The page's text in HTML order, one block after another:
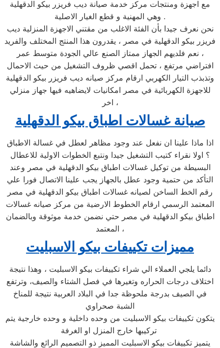
مع اجهزة ومنتجات مركز خدمة صيانة ديب فريزر بيكو الدقهلية
وهي المهنية و قطع الغيار الاصلية .
نحن نعرف جيدا بأن الفئة الاغلب من مقتني الاجهزة المنزلية ديب
فريزر بيكو الدقهلية في مصر ، يقدرون هذا المنتج المختلف والفريد
، نعم فلديهم الجهاز ممتاز الصنع عالي الجودة متوسط عمر
افتراضي مرتفع ، تحمل اقصي ظروف التشغيل من حيث الاحمال
وتذبذب التيار الكهربي ارقام مركز صيانه ديب فريزر بيكو الدقهلية
للاجهزة الكهربائية في مصر امكانيات لايضاهيه فيها جهاز منزلي
اخر ،
صيانة غسالات اطباق بيكو الدقهلية
اذا ماذا علينا ان نفعل عند وجود مظاهر لعطل في غسالة الاطباق
؟ اولا نقراء كتيب التشغيل جيدا ونتبع الخطوات الاولية للاعطال
البسيطة من توكيل غسالات اطباق بيكو الدقهلية في مصر وعند
التأكد من حتمية وجود عطل بالجهاز يجب علينا الاتصال فورا علي
رقم الخط الساخن لصيانه غسالات اطباق بيكو الدقهلية في مصر
المعتمد الرسمي ارقام الخطوط الارضية من مركز صيانه غسالات
اطباق بيكو الدقهلية في مصر حتي نضمن خدمة موثوقة وبالضمان
المعتمد ،
مميزات تكييفات بيكو الاسبليت
دائما يلجي العملاء الي شراء تكييفات بيكو الاسبليت ، وهذا نتيجة
اختلاف درجات الحراره وتغيرها في فصل الشتاء والصيف، وترتفع
في الصيف بدرجة ملحوظة جدا في البلاد العربية نتيجة للمناخ
الشبة صحراوي
يتكون تكييفات بيكو الاسبليت من وحده داخلية و وحده خارجية يتم
يتميز تكييفات بيكو الاسبليت المميز ذو التصميم الرائع والشاشة